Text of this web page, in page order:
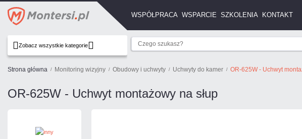
WSPÓŁPRACA WSPARCIE SZKOLENIA KONTAKT
Zobacz wszystkie kategorie
Strona główna Monitoring wizyjny Obudowy i uchwyty Uchwyty do kamer OR-625W - Uchwyt
OR-625W - Uchwyt montażowy na słup